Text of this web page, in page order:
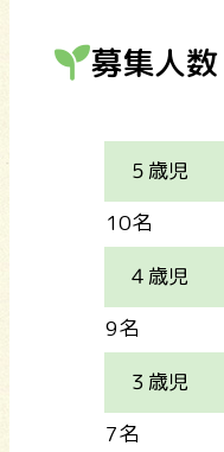
募集人数
５歳児
10名
４歳児
9名
３歳児
7名